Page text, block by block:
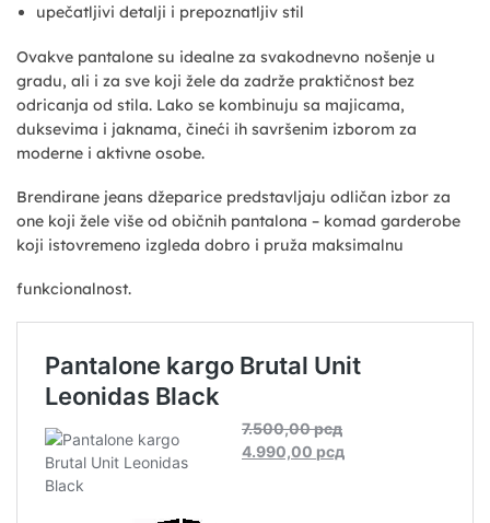
upečatljivi detalji i prepoznatljiv stil
Ovakve pantalone su idealne za svakodnevno nošenje u
gradu, ali i za sve koji žele da zadrže praktičnost bez
odricanja od stila. Lako se kombinuju sa majicama,
duksevima i jaknama, čineći ih savršenim izborom za
moderne i aktivne osobe.
Brendirane jeans džeparice predstavljaju odličan izbor za
one koji žele više od običnih pantalona – komad garderobe
koji istovremeno izgleda dobro i pruža maksimalnu
funkcionalnost.